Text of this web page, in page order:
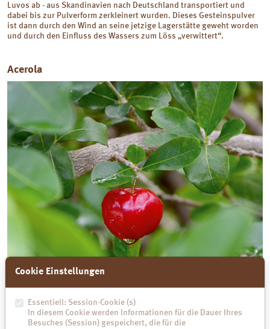
Luvos ab - aus Skandinavien nach Deutschland transportiert und
dabei bis zur Pulverform zerkleinert wurden. Dieses Gesteinspulver
ist dann durch den Wind an seine jetzige Lagerstätte geweht worden
und durch den Einfluss des Wassers zum Löss „verwittert“.
Acerola
Cookie Einstellungen
Essentiell: Session-Cookie (s)
In diesem Cookie werden Informationen für die Dauer Ihres
Besuches (Session) gespeichert, die für die